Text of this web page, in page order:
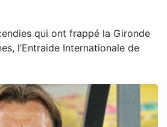
qui ont frappé la Gironde
l’Entraide Internationale de